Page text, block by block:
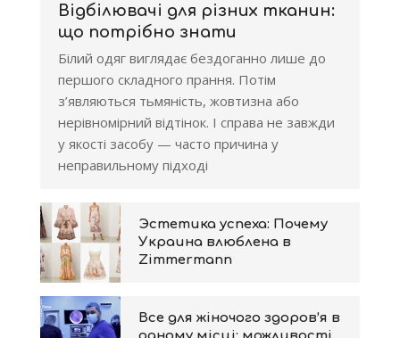
Відбілювачі для різних тканин:
що потрібно знати
Білий одяг виглядає бездоганно лише до
першого складного прання. Потім
з’являються тьмяність, жовтизна або
нерівномірний відтінок. І справа не завжди
у якості засобу — часто причина у
неправильному підході
Эстетика успеха: Почему
Украина влюблена в
Zimmermann
Все для жіночого здоров’я в